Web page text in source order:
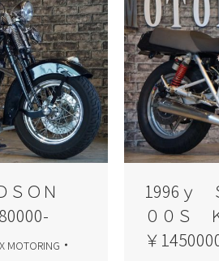
ＳＯＮ
MOTORING
1996ｙ
００Ｓ
￥